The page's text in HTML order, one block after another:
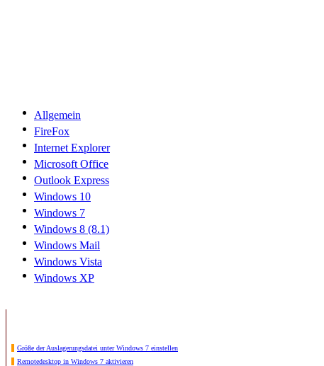
Allgemein
FireFox
Internet Explorer
Microsoft Office
Outlook Express
Windows 10
Windows 7
Windows 8 (8.1)
Windows Mail
Windows Vista
Windows XP
Größe der Auslagerungsdatei unter Windows 7 einstellen
Remotedesktop in Windows 7 aktivieren